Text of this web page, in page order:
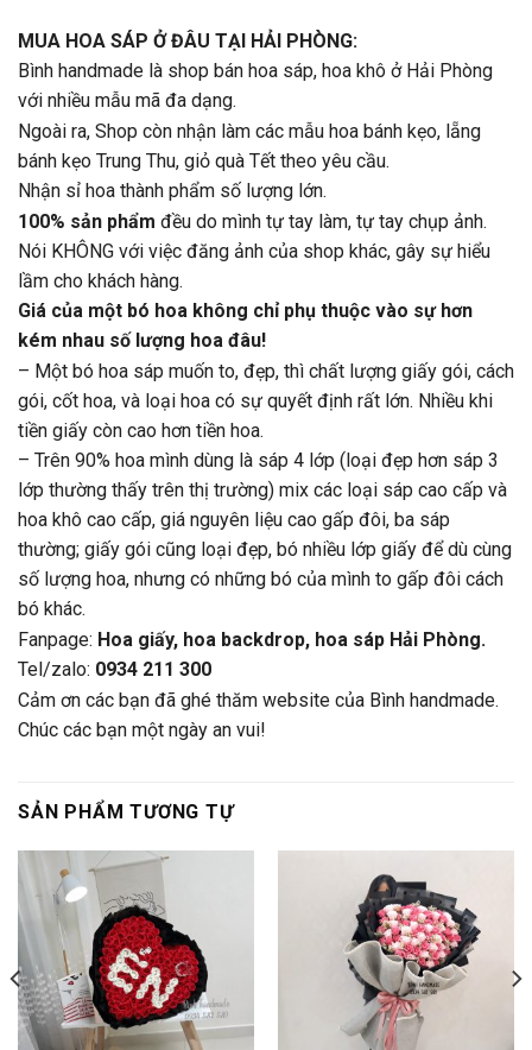
MUA HOA SÁP Ở ĐÂU TẠI HẢI PHÒNG:
Bình handmade là shop bán hoa sáp, hoa khô ở Hải Phòng
với nhiều mẫu mã đa dạng.
Ngoài ra, Shop còn nhận làm các mẫu hoa bánh kẹo, lẵng
bánh kẹo Trung Thu, giỏ quà Tết theo yêu cầu.
Nhận sỉ hoa thành phẩm số lượng lớn.
100% sản phẩm đều do mình tự tay làm, tự tay chụp ảnh.
Nói KHÔNG với việc đăng ảnh của shop khác, gây sự hiểu
lầm cho khách hàng.
Giá của một bó hoa không chỉ phụ thuộc vào sự hơn
kém nhau số lượng hoa đâu!
– Một bó hoa sáp muốn to, đẹp, thì chất lượng giấy gói, cách
gói, cốt hoa, và loại hoa có sự quyết định rất lớn. Nhiều khi
tiền giấy còn cao hơn tiền hoa.
– Trên 90% hoa mình dùng là sáp 4 lớp (loại đẹp hơn sáp 3
lớp thường thấy trên thị trường) mix các loại sáp cao cấp và
hoa khô cao cấp, giá nguyên liệu cao gấp đôi, ba sáp
thường; giấy gói cũng loại đẹp, bó nhiều lớp giấy để dù cùng
số lượng hoa, nhưng có những bó của mình to gấp đôi cách
bó khác.
Fanpage: Hoa giấy, hoa backdrop, hoa sáp Hải Phòng.
Tel/zalo: 0934 211 300
Cảm ơn các bạn đã ghé thăm website của Bình handmade.
Chúc các bạn một ngày an vui!
SẢN PHẨM TƯƠNG TỰ